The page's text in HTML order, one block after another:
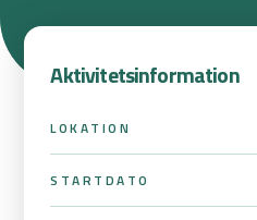
Aktivitetsinformation
LOKATION
STARTDATO